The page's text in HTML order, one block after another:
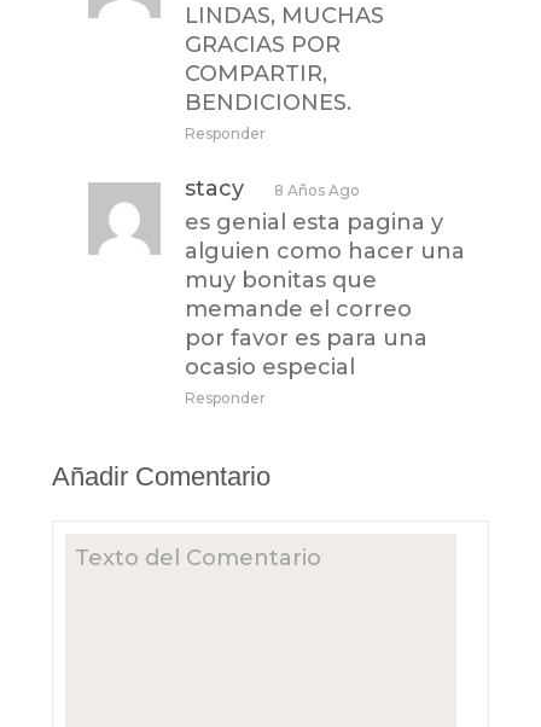
LINDAS, MUCHAS
GRACIAS POR
COMPARTIR,
BENDICIONES.
Responder
stacy 8 Años Ago
es genial esta pagina y
alguien como hacer una
muy bonitas que
memande el correo
por favor es para una
ocasio especial
Responder
Añadir Comentario